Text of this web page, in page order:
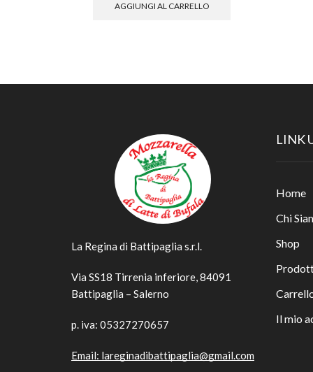
AGGIUNGI AL CARRELLO
La Regina di Battipaglia s.r.l.
Via SS18 Tirrenia inferiore, 84091
Battipaglia – Salerno
p. iva: 05327270657
Email: lareginadibattipaglia@gmail.com
LINK
Home
Chi
Shop
Il mio